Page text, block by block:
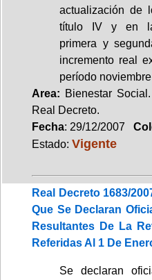
actualización de
título IV y en
primera y
incremento real
período
Area: Bienestar
Real Decreto.
Fecha: 29/12/2007
Estado: Vigente
Real Decreto 1683/
Que Se Declaran
Resultantes De La
Referidas Al 1 De
Se declaran